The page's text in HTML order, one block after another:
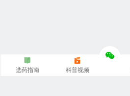
选药指南 科普视频